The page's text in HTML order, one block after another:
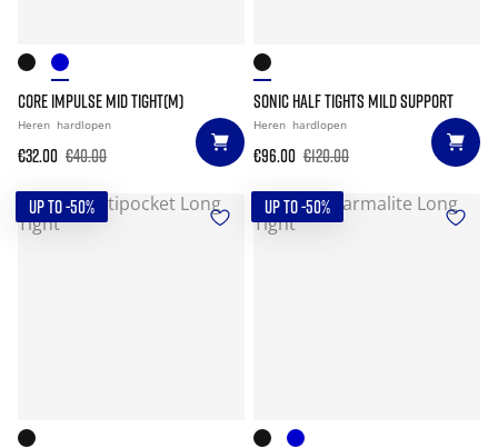
CORE IMPULSE MID TIGHT(M)
Heren hardlopen
€32.00 €40.00
SONIC HALF TIGHTS MILD SUPPORT
Heren hardlopen
€96.00 €120.00
UP TO -50% UP TO -50%